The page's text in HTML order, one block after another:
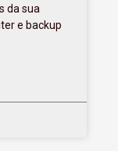
da sua
e backup